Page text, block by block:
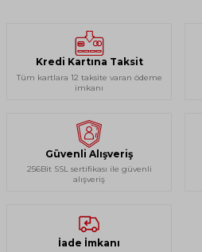
Kredi Kartına Taksit
Tüm kartlara 12 taksite varan ödeme
imkanı
Güvenli Alışveriş
256Bit SSL sertifikası ile güvenli
alışveriş
İade İmkanı